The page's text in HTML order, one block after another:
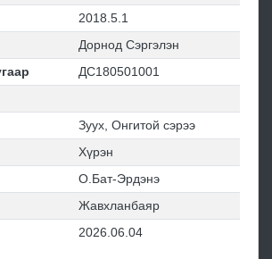
2018.5.1
Дорнод Сэргэлэн
ДС180501001
Зуух, Онгитой сэрээ
Хүрэн
О.Бат-Эрдэнэ
Жавхланбаяр
2026.06.04